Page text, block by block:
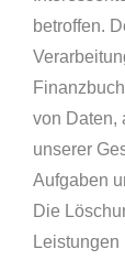
betroffen.
von Daten,
unserer
Aufgaben
Die